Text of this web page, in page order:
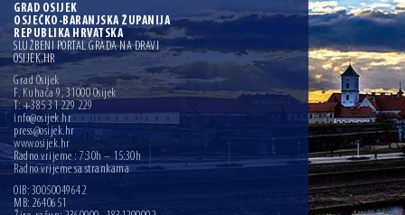
GRAD OSIJEK
OSJEČKO-BARANJSKA ŽUPANIJA
REPUBLIKA HRVATSKA
SLUŽBENI PORTAL GRADA NA DRAVI
OSIJEK.HR
Grad Osijek
F. Kuhača 9, 31000 Osijek
T: +385 31 229 229
info@osijek.hr
press@osijek.hr
www.osijek.hr
Radno vrijeme : 7:30h – 15:30h
Radno vrijeme sa strankama
OIB: 30050049642
MB: 2640651